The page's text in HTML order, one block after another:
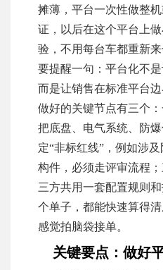
摊薄，平台一次性做整
证，以后在这个平台上
验，不用每台车都重新
要提醒一句：平台化不是
而是让销售在标准平台
做好的关键节点有三个：
把底盘、电气系统、防
定“非标红线”，例如涉
构件，必须走评审流程
三方共用一套配置规则
个单子，都能快速算得
感觉拍脑袋接单。
关键要点：做好